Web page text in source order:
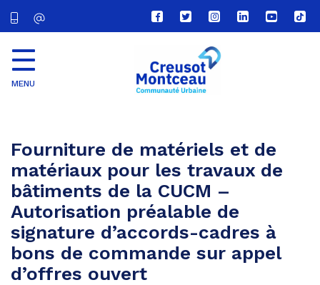
Lien
vers
compte
Facebook
Lien
vers
compte
Twitter
Lien
vers
le
compte
Lien
vers
Lien
vers
Lien
vers
MENU
Fourniture de matériels et de
matériaux pour les travaux de
bâtiments de la CUCM –
Autorisation préalable de
signature d’accords-cadres à
bons de commande sur appel
d’offres ouvert